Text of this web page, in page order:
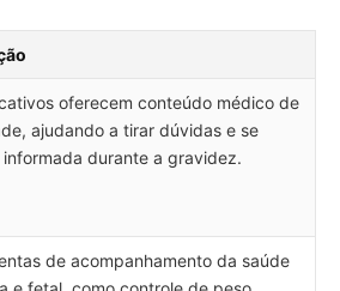
oferecem conteúdo médico de
ajudando a tirar dúvidas e se
informada durante a gravidez.
de acompanhamento da saúde